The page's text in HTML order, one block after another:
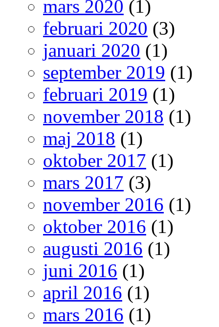
mars 2020 (1)
februari 2020 (3)
januari 2020 (1)
september 2019 (1)
februari 2019 (1)
november 2018 (1)
maj 2018 (1)
oktober 2017 (1)
mars 2017 (3)
november 2016 (1)
oktober 2016 (1)
augusti 2016 (1)
juni 2016 (1)
april 2016 (1)
mars 2016 (1)